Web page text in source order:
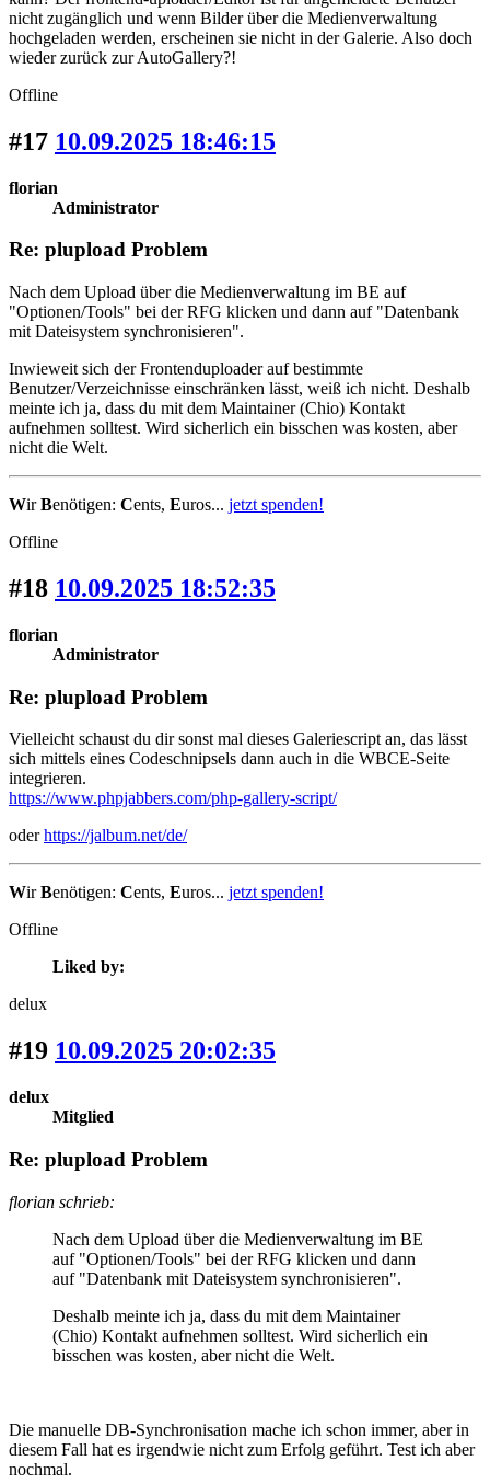
nicht zugänglich und wenn Bilder über die Medienverwaltung
hochgeladen werden, erscheinen sie nicht in der Galerie. Also doch
wieder zurück zur AutoGallery?!
Offline
#17 10.09.2025 18:46:15
florian
Administrator
Re: plupload Problem
Nach dem Upload über die Medienverwaltung im BE auf
"Optionen/Tools" bei der RFG klicken und dann auf "Datenbank
mit Dateisystem synchronisieren".
Inwieweit sich der Frontenduploader auf bestimmte
Benutzer/Verzeichnisse einschränken lässt, weiß ich nicht. Deshalb
meinte ich ja, dass du mit dem Maintainer (Chio) Kontakt
aufnehmen solltest. Wird sicherlich ein bisschen was kosten, aber
nicht die Welt.
WirBenötigen: Cents, Euros... jetzt spenden!
Offline
#18 10.09.2025 18:52:35
florian
Administrator
Re: plupload Problem
Vielleicht schaust du dir sonst mal dieses Galeriescript an, das lässt
sich mittels eines Codeschnipsels dann auch in die WBCE-Seite
integrieren.
https://www.phpjabbers.com/php-gallery-script/
oderhttps://jalbum.net/de/
WirBenötigen: Cents, Euros... jetzt spenden!
Offline
Liked by:
delux
#19 10.09.2025 20:02:35
delux
Mitglied
Re: plupload Problem
florian schrieb:
Nach dem Upload über die Medienverwaltung im BE
auf "Optionen/Tools" bei der RFG klicken und dann
auf "Datenbank mit Dateisystem synchronisieren".
Deshalb meinte ich ja, dass du mit dem Maintainer
(Chio) Kontakt aufnehmen solltest. Wird sicherlich ein
bisschen was kosten, aber nicht die Welt.
Die manuelle DB-Synchronisation mache ich schon immer, aber in
diesem Fall hat es irgendwie nicht zum Erfolg geführt. Test ich aber
nochmal.